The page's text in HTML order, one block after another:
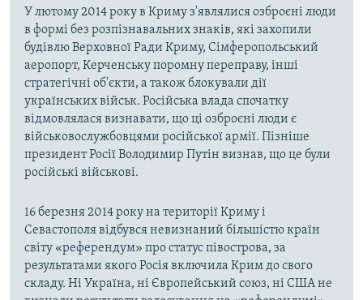
У лютому 2014 року в Криму з'являлися озброєні люди
в формі без розпізнавальних знаків, які захопили
будівлю Верховної Ради Криму, Сімферопольський
аеропорт, Керченську поромну переправу, інші
стратегічні об'єкти, а також блокували дії
українських військ. Російська влада спочатку
відмовлялася визнавати, що ці озброєні люди є
військовослужбовцями російської армії. Пізніше
президент Росії Володимир Путін визнав, що це були
російські військові.
16 березня 2014 року на території Криму і
Севастополя відбувся невизнаний більшістю країн
світу «референдум» про статус півострова, за
результатами якого Росія включила Крим до свого
складу. Ні Україна, ні Європейський союз, ні США не